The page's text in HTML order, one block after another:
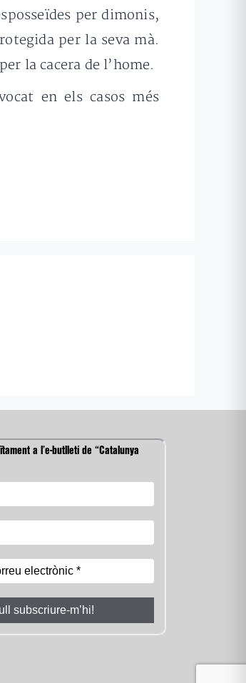
per dimonis,
per la seva mà.
la cacera de l’home.
en els casos més
a l’e-butlletí de “Catalunya